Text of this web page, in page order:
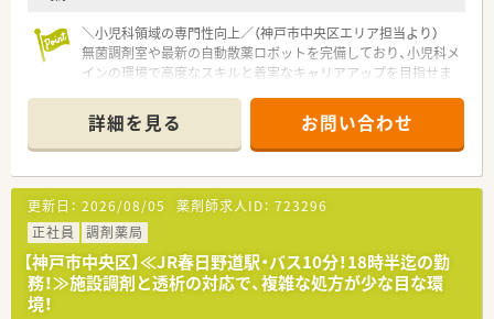
＼小児科領域の専門性向上／（神戸市中央区エリア担当より）
無菌調剤室や最新の自動散薬ロボットを完備しており、小児科メ
インの環境で高度なスキルと着実なキャリアアップを目指せま
＊------------------------------------------＊
【店舗情報と応需状況について】
■ポートライナーの南公園駅または医療センター駅から徒歩約7
分と、通勤にも大変便利な立地です♪
■応需科目は小児科が中心で、1日あたりの処方箋枚数は平均し
て約70枚となっております！
■薬剤師は常に3名体制を維持しており、一人ひとりが余裕を持
って業務に取り組める環境です。
詳細を見る お問い合わせ
更新日： 2026/08/05 薬剤師求人ID： 723296
正社員
調剤薬局
【神戸市中央区】≪JR春日野道駅・バス10分！18時半迄の勤
務！≫施設調剤と透析の対応で、複雑な処方が少な目な環
境！